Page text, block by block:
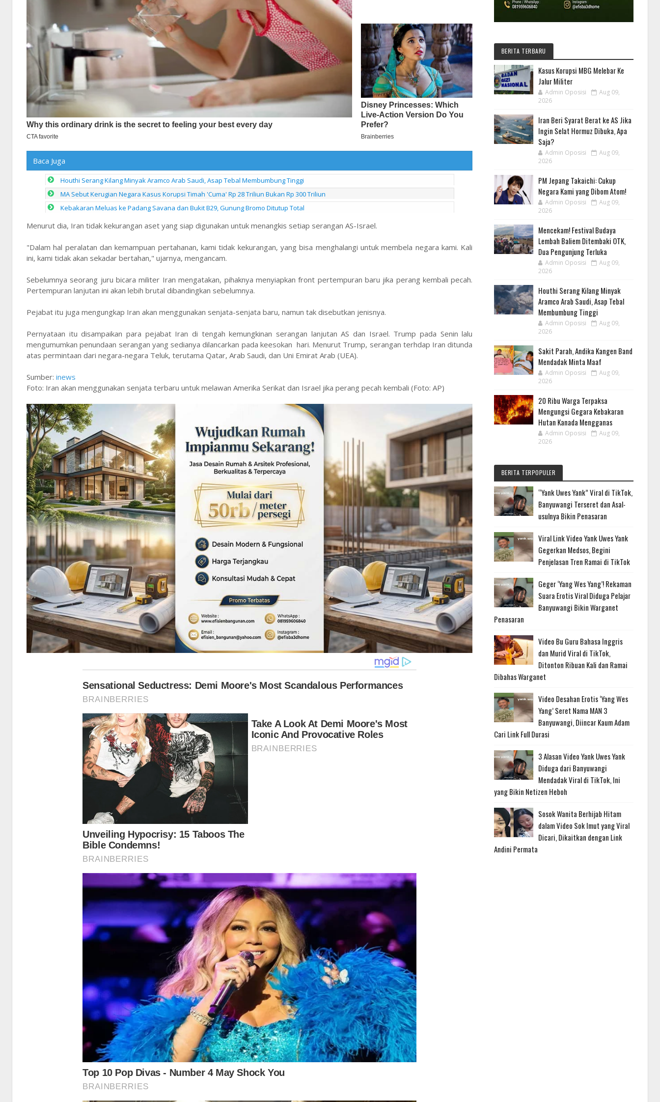
Baca Juga
Houthi Serang Kilang Minyak Aramco Arab Saudi, Asap Tebal Membumbung Tinggi
MA Sebut Kerugian Negara Kasus Korupsi Timah 'Cuma' Rp 28 Triliun Bukan Rp 300 Triliun
Kebakaran Meluas ke Padang Savana dan Bukit B29, Gunung Bromo Ditutup Total
Menurut dia, Iran tidak kekurangan aset yang siap digunakan untuk menangkis setiap serangan AS-Israel.
"Dalam hal peralatan dan kemampuan pertahanan, kami tidak kekurangan, yang bisa menghalangi untuk membela negara kami. Kali
ini, kami tidak akan sekadar bertahan," ujarnya, mengancam.
Sebelumnya seorang juru bicara militer Iran mengatakan, pihaknya menyiapkan front pertempuran baru jika perang kembali pecah.
Pertempuran lanjutan ini akan lebih brutal dibandingkan sebelumnya.
Pejabat itu juga mengungkap Iran akan menggunakan senjata-senjata baru, namun tak disebutkan jenisnya.
Pernyataan itu disampaikan para pejabat Iran di tengah kemungkinan serangan lanjutan AS dan Israel. Trump pada Senin lalu
mengumumkan penundaan serangan yang sedianya dilancarkan pada keesokan hari. Menurut Trump, serangan terhdap Iran ditunda
atas permintaan dari negara-negara Teluk, terutama Qatar, Arab Saudi, dan Uni Emirat Arab (UEA).
Sumber: inews
Foto: Iran akan menggunakan senjata terbaru untuk melawan Amerika Serikat dan Israel jika perang pecah kembali (Foto: AP)
BERITA TERBARU
Kasus Korupsi MBG Melebar Ke
Jalur Militer
Admin Oposisi
Aug 09,
2026
Iran Beri Syarat Berat ke AS Jika
Ingin Selat Hormuz Dibuka, Apa
Saja?
Admin Oposisi
Aug 09,
2026
PM Jepang Takaichi: Cukup
Negara Kami yang Dibom Atom!
Admin Oposisi
Aug 09,
2026
Mencekam! Festival Budaya
Lembah Baliem Ditembaki OTK,
Dua Pengunjung Terluka
Admin Oposisi
Aug 09,
2026
Houthi Serang Kilang Minyak
Aramco Arab Saudi, Asap Tebal
Membumbung Tinggi
Admin Oposisi
Aug 09,
2026
Sakit Parah, Andika Kangen Band
Mendadak Minta Maaf
Admin Oposisi
Aug 09,
2026
20 Ribu Warga Terpaksa
Mengungsi Gegara Kebakaran
Hutan Kanada Mengganas
Admin Oposisi
Aug 09,
2026
BERITA TERPOPULER
“Yank Uwes Yank” Viral di TikTok,
Banyuwangi Terseret dan Asal-
usulnya Bikin Penasaran
Viral Link Video Yank Uwes Yank
Gegerkan Medsos, Begini
Penjelasan Tren Ramai di TikTok
Geger ‘Yang Wes Yang’! Rekaman
Suara Erotis Viral Diduga Pelajar
Banyuwangi Bikin Warganet
Penasaran
Video Bu Guru Bahasa Inggris
dan Murid Viral di TikTok,
Ditonton Ribuan Kali dan Ramai
Dibahas Warganet
Video Desahan Erotis ‘Yang Wes
Yang’ Seret Nama MAN 3
Banyuwangi, Diincar Kaum Adam
Cari Link Full Durasi
3 Alasan Video Yank Uwes Yank
Diduga dari Banyuwangi
Mendadak Viral di TikTok, Ini
yang Bikin Netizen Heboh
Sosok Wanita Berhijab Hitam
dalam Video Sok Imut yang Viral
Dicari, Dikaitkan dengan Link
Andini Permata